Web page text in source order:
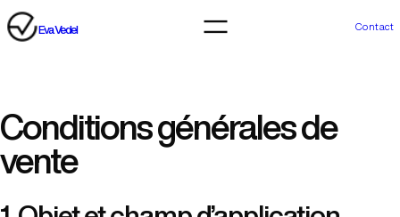
Aller
au
contenu
Eva Vedel Contact
Conditions générales de
vente